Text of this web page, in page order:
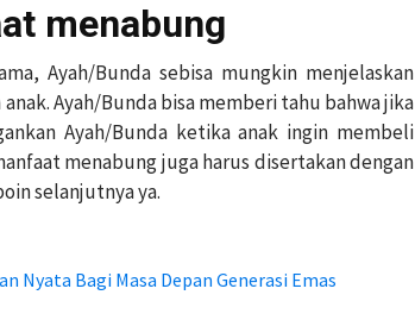
menabung
Ayah/Bunda sebisa mungkin menjelaskan
Ayah/Bunda bisa memberi tahu bahwa jika
Ayah/Bunda ketika anak ingin membeli
menabung juga harus disertakan dengan
selanjutnya ya.
Nyata Bagi Masa Depan Generasi Emas